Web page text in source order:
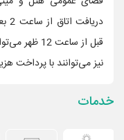
قبل از ساعت
نیز می‌توانند با پرداخت
خدمات